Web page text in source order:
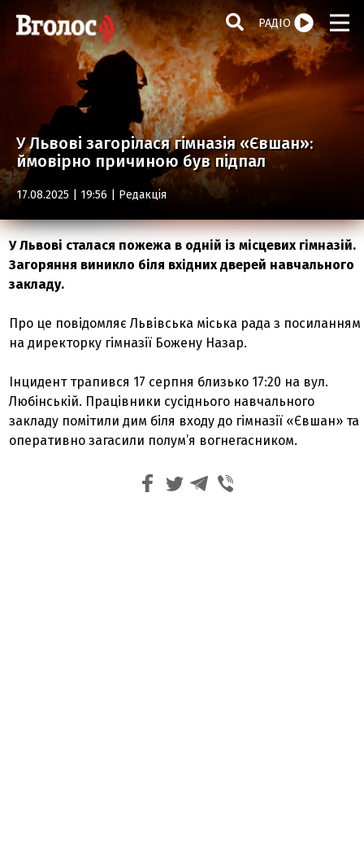
РАДІО
У Львові загорілася гімназія «Євшан»:
ймовірно причиною був підпал
17.08.2025 | 19:56 | Редакція
У Львові сталася пожежа в одній із місцевих гімназій.
Загоряння виникло біля вхідних дверей навчального
закладу.
Про це повідомляє Львівська міська рада з посиланням
на директорку гімназії Божену Назар.
Інцидент трапився 17 серпня близько 17:20 на вул.
Любінській. Працівники сусіднього навчального
закладу помітили дим біля входу до гімназії «Євшан» та
оперативно загасили полум’я вогнегасником.